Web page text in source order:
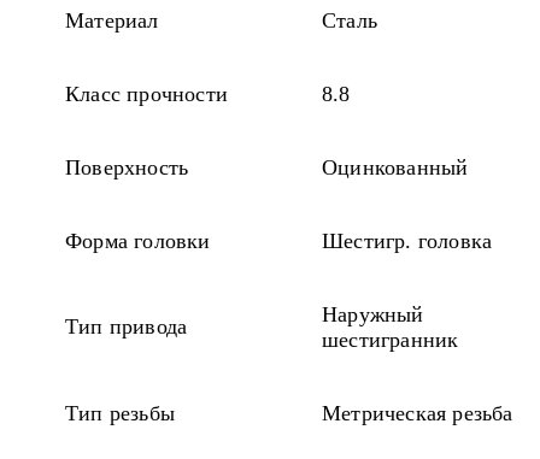
Материал Сталь
Класс прочности 8.8
Поверхность Оцинкованный
Форма головки Шестигр. головка
Тип привода
Наружный
шестигранник
Тип резьбы Метрическая резьба